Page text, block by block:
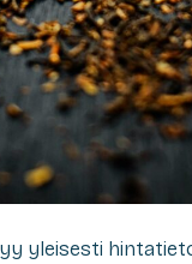
yleisesti